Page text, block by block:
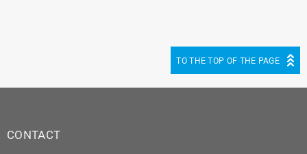
TO THE TOP OF THE PAGE
CONTACT